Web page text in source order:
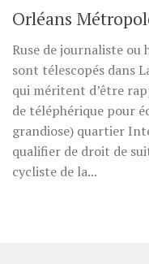
Orléans
Ruse de journaliste ou
sont télescopés dans
qui méritent d’être
de téléphérique pour
grandiose) quartier
qualifier de droit de
cycliste de la...